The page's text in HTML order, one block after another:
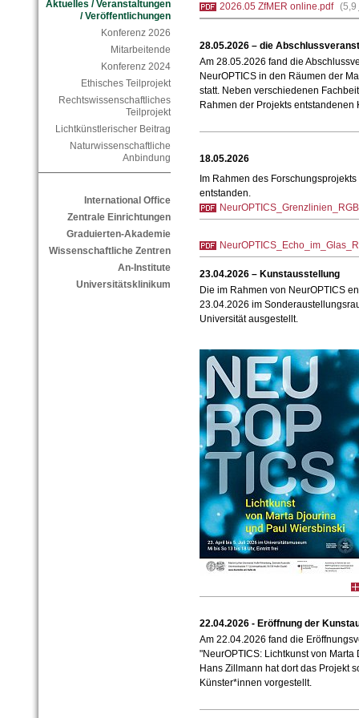
Aktuelles / Veranstaltungen
/ Veröffentlichungen
Konferenz 2026
Mitarbeitende
Konferenz 2024
Ethisches Teilprojekt
Rechtswissenschaftliches
Teilprojekt
Lichtkünstlerischer Beitrag
Naturwissenschaftliche
Anbindung
International Office
Zentrale Einrichtungen
Graduierten-Akademie
Wissenschaftliche Zentren
An-Institute
Universitätsklinikum
2026.05 ZfMER online.pdf (5,9
28.05.2026 – die
Am 28.05.2026 fand die
NeurOPTICS in den Räumen der
statt. Neben verschiedenen
Rahmen der Projekts entstandenen
18.05.2026
Im Rahmen des
entstanden.
23.04.2026 – Kunstausstellung
Die im Rahmen von NeurOPTICS
23.04.2026 im
Universität ausgestellt.
22.04.2026 - Eröffnung der
Am 22.04.2026 fand die
"NeurOPTICS: Lichtkunst von
Hans Zillmann hat dort das Projekt
Künster*innen vorgestellt.